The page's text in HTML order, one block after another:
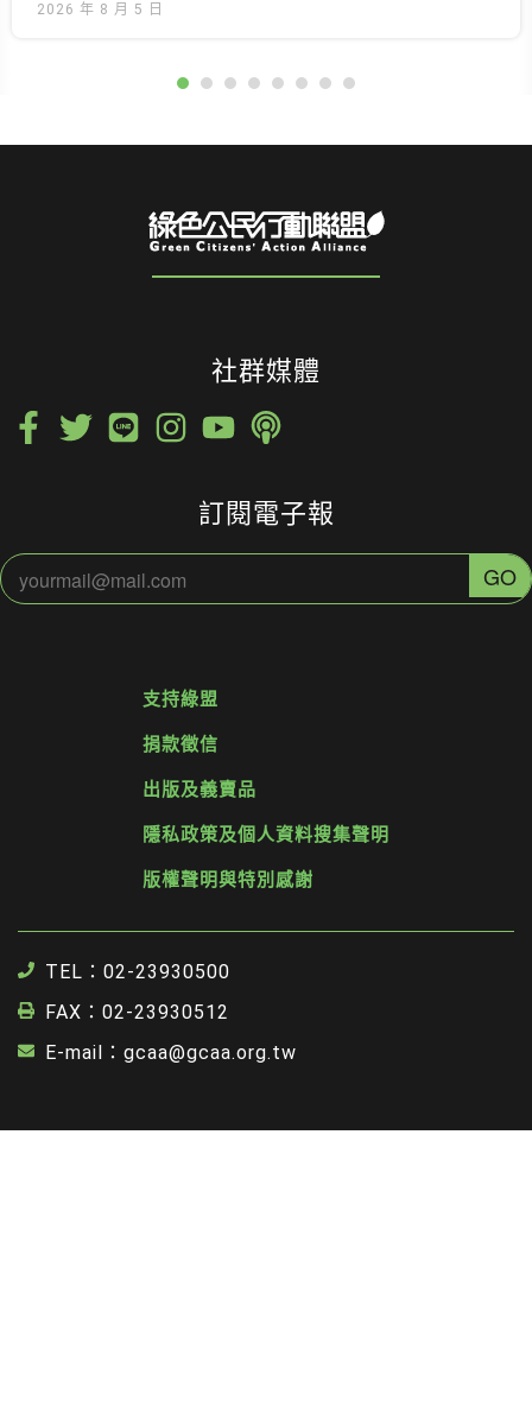
2026 年 8 月 5 日
社群媒體
訂閱電子報
支持綠盟
捐款徵信
出版及義賣品
隱私政策及個人資料搜集聲明
版權聲明與特別感謝
TEL：02-23930500
FAX：02-23930512
E-mail：gcaa@gcaa.org.tw